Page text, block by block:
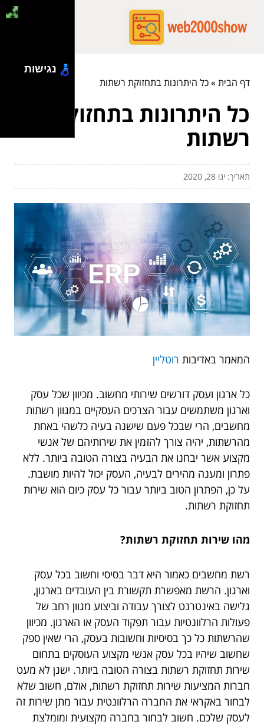
דף הבית»כל היתרונות בתחזוקת רשתות
כל היתרונות בתחזוקת
רשתות
תאריך: ינו 28, 2020
המאמר באדיבות רוטליין
כל ארגון ועסק דורשים שירותי מחשוב. מכיוון שכל עסק
וארגון משתמשים עבור הצרכים העסקיים במגוון רשתות
מחשבים, הרי שבכל פעם שישנה בעיה כלשהי באחת
מהרשתות, יהיה צורך להזמין את שירותיהם של אנשי
מקצוע אשר יבחנו את הבעיה בצורה הטובה ביותר. ללא
פתרון ומענה מהירים לבעיה, העסק יכול להיות מושבת.
על כן, הפתרון הטוב ביותר עבור כל עסק כיום הוא שירות
תחזוקת רשתות.
מהו שירות תחזוקת רשתות?
רשת מחשבים כאמור היא דבר בסיסי וחשוב בכל עסק
וארגון. הרשת מאפשרת תקשורת בין העובדים בארגון,
גלישה באינטרנט לצורך עבודה וביצוע מגוון רחב של
פעולות הרלוונטיות עבור תפקוד העסק או הארגון. מכיוון
שהרשתות כל כך בסיסיות וחשובות בעסק, הרי שאין ספק
שחשוב שיהיו בכל עסק אנשי מקצוע העוסקים בתחום
שירות תחזוקת רשתות בצורה הטובה ביותר. ישנן לא מעט
חברות המציעות שירות תחזוקת רשתות, אולם, חשוב שלא
לבחור באקראי את החברה הרלוונטית עבור מתן שירות זה
לעסק שלכם. חשוב לבחור בחברה מקצועית ומומלצת
נגישות